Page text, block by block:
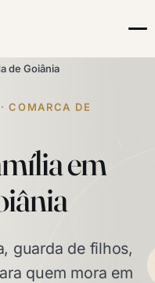
de Goiânia
COMARCA DE
em
guarda de filhos,
quem mora em